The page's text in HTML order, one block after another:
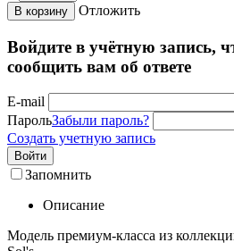
В корзину Отложить
Войдите в учётную запись,
сообщить вам об ответе
E-mail
ПарольЗабыли пароль?
Создать учетную запись
Войти
Запомнить
Описание
Модель премиум-класса из